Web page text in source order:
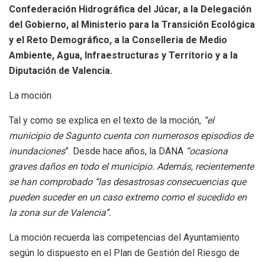
Confederación Hidrográfica del Júcar, a la Delegación
del Gobierno, al Ministerio para la Transición Ecológica
y el Reto Demográfico, a la Conselleria de Medio
Ambiente, Agua, Infraestructuras y Territorio y a la
Diputación de Valencia.
La moción
Tal y como se explica en el texto de la moción, “el
municipio de Sagunto cuenta con numerosos episodios de
inundaciones”. Desde hace años, la DANA “ocasiona
graves daños en todo el municipio. Además, recientemente
se han comprobado “las desastrosas consecuencias que
pueden suceder en un caso extremo como el sucedido en
la zona sur de Valencia”.
La moción recuerda las competencias del Ayuntamiento
según lo dispuesto en el Plan de Gestión del Riesgo de